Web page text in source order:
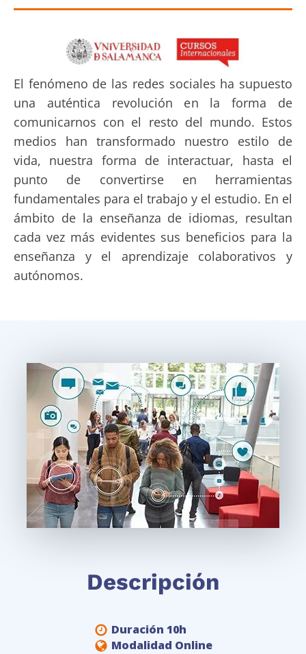
El fenómeno de las redes sociales ha supuesto
una auténtica revolución en la forma de
comunicarnos con el resto del mundo. Estos
medios han transformado nuestro estilo de
vida, nuestra forma de interactuar, hasta el
punto de convertirse en herramientas
fundamentales para el trabajo y el estudio. En el
ámbito de la enseñanza de idiomas, resultan
cada vez más evidentes sus beneficios para la
enseñanza y el aprendizaje colaborativos y
autónomos.
Descripción
Duración 10h
Modalidad Online